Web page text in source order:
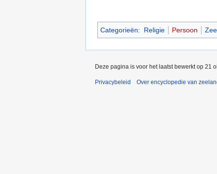
Categorieën: Religie Persoon
Deze pagina is voor het laatst bewerkt op 21
Privacybeleid Over encyclopedie van